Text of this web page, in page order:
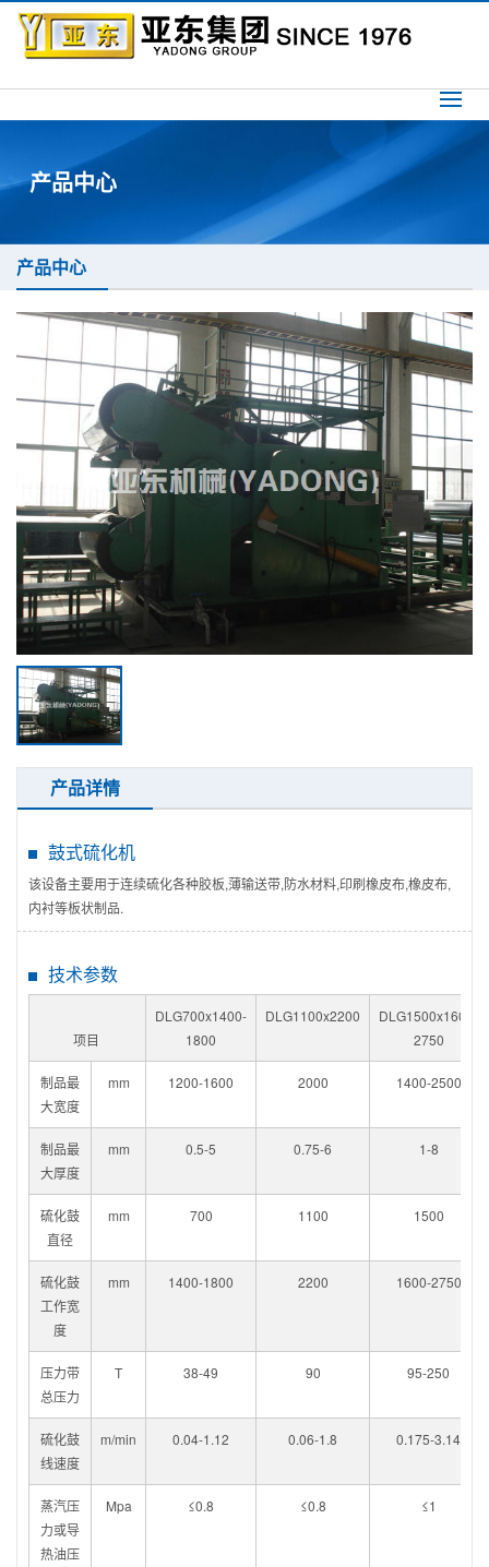
产品中心
产品中心
产品详情
鼓式硫化机
该设备主要用于连续硫化各种胶板,薄输送带,防水材料,印刷橡皮布,橡皮布,
内衬等板状制品.
技术参数
项目
DLG700x1400-
1800
DLG1100x2200
DLG1500x1600-
2750
制品最
大宽度
mm 1200-1600 2000 1400-2500
制品最
大厚度
mm 0.5-5 0.75-6 1-8
硫化鼓
直径
mm 700 1100 1500
硫化鼓
工作宽
度
mm 1400-1800 2200 1600-2750
压力带
总压力
T 38-49 90 95-250
硫化鼓
线速度
m/min 0.04-1.12 0.06-1.8 0.175-3.14
蒸汽压
力或导
热油压
Mpa ≤0.8 ≤0.8 ≤1